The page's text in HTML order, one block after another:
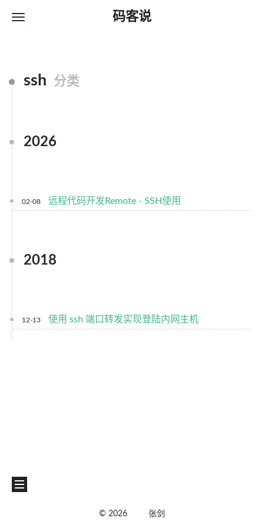
码客说
ssh 分类
2026
02-08 远程代码开发Remote - SSH使用
2018
12-13 使用 ssh 端口转发实现登陆内网主机
©2026 张剑